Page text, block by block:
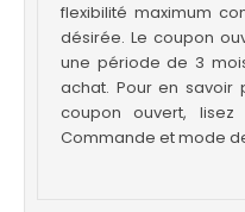
flexibilité maximum
désirée. Le coupon
une période de 3
achat. Pour en savoir
coupon ouvert,
Commande et mode